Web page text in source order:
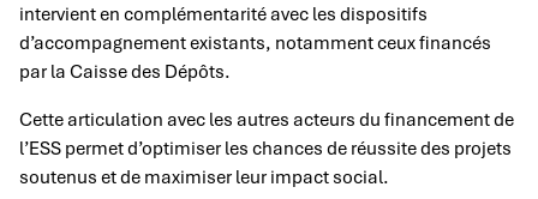
intervient en complémentarité avec les dispositifs
d’accompagnement existants, notamment ceux financés
par la Caisse des Dépôts.
Cette articulation avec les autres acteurs du financement de
l’ESS permet d’optimiser les chances de réussite des projets
soutenus et de maximiser leur impact social.